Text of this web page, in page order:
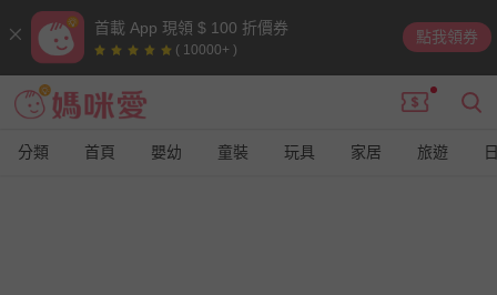
首載 App 現領 $ 100 折價券
( 10000+ )
點我領券
分類 首頁 嬰幼 童裝 玩具 家居 旅遊